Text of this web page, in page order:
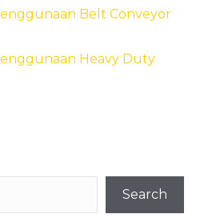
Belt Conveyor
Heavy Duty
Search